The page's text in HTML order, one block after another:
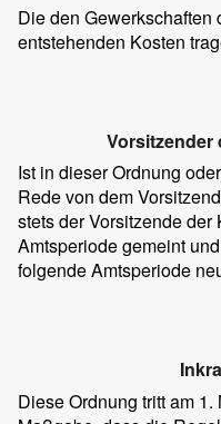
Die den Gewerkschaften
entstehenden Kosten
Vorsitzender
Ist in dieser Ordnung
Rede von dem
stets der Vorsitzende
Amtsperiode gemeint
folgende Amtsperiode
Diese Ordnung tritt am